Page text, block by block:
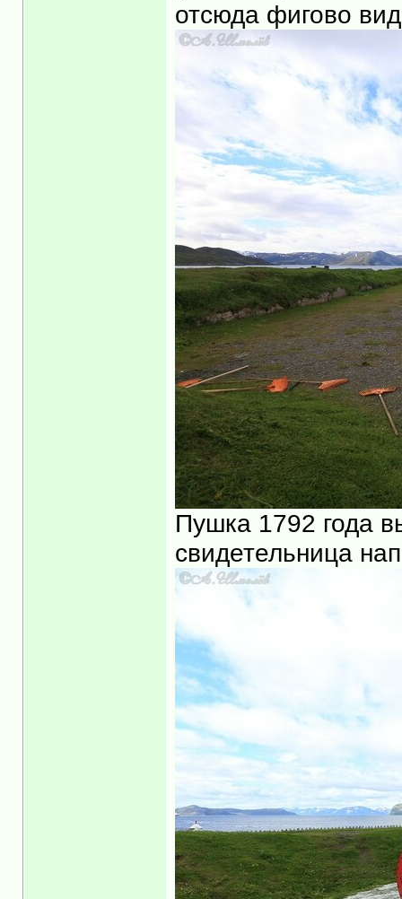
отсюда фигово
Пушка 1792 года
свидетельница